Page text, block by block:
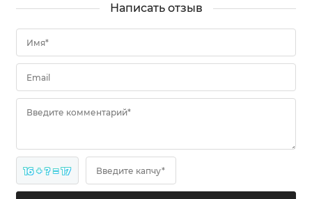
Написать отзыв
Имя*
Email
Введите комментарий*
16 + ? = 17 Введите капчу*